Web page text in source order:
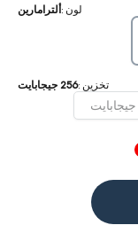
لون : ألترامارين
تخزين :256 جيجابايت